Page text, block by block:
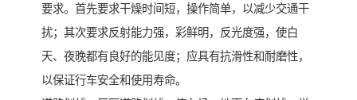
要求。首先要求干燥时间短，操作简单，以减少交通干
扰；其次要求反射能力强，彩鲜明，反光度强，使白
天、夜晚都有良好的能见度；应具有抗滑性和耐磨性，
以保证行车安全和使用寿命。